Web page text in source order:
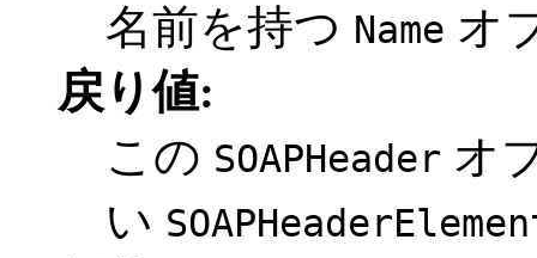
名前を持つ Name オ
戻り値:
この SOAPHeader オ
い